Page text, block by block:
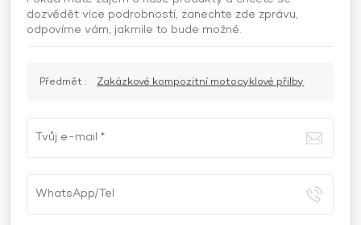
dozvědět více podrobností, zanechte zde zprávu,
odpovíme vám, jakmile to bude možné.
Předmět : Zakázkové kompozitní motocyklové přilby